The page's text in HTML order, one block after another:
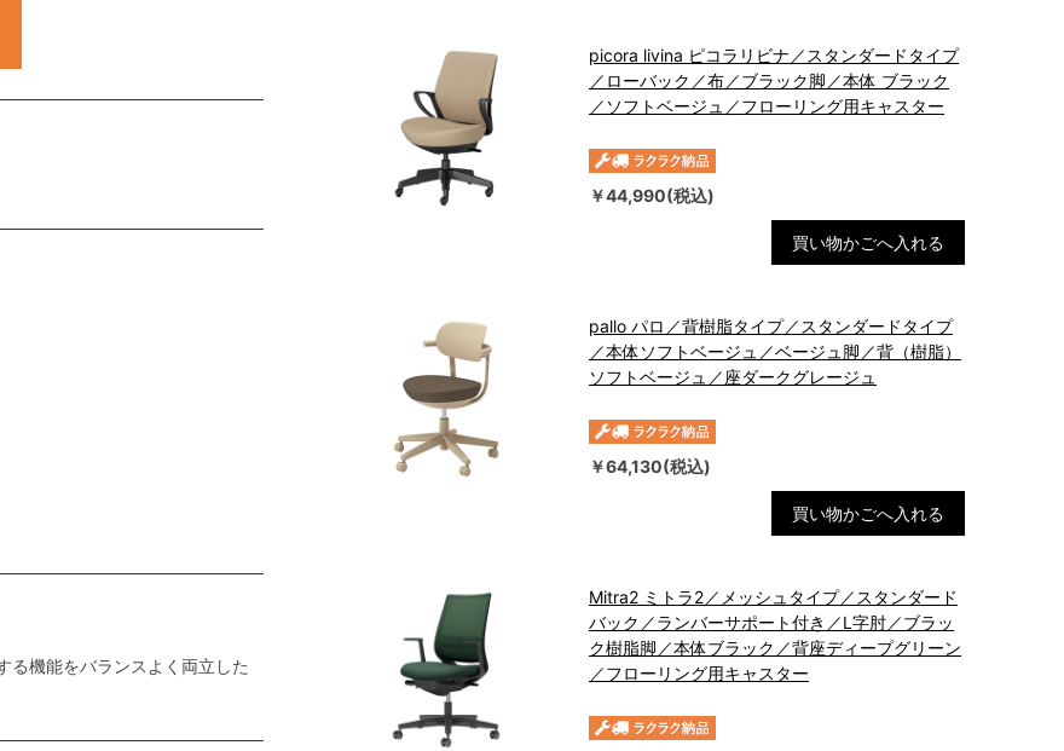
る機能をバランスよく両立した
picora livina ピコラリビナ／スタンダードタイプ
／ローバック／布／ブラック脚／本体 ブラック
／ソフトベージュ／フローリング用キャスター
￥44,990(税込)
買い物かごへ入れる
pallo パロ／背樹脂タイプ／スタンダードタイプ
／本体ソフトベージュ／ベージュ脚／背（樹脂）
ソフトベージュ／座ダークグレージュ
￥64,130(税込)
買い物かごへ入れる
Mitra2 ミトラ2／メッシュタイプ／スタンダード
バック／ランバーサポート付き／L字肘／ブラッ
ク樹脂脚／本体ブラック／背座ディープグリーン
／フローリング用キャスター